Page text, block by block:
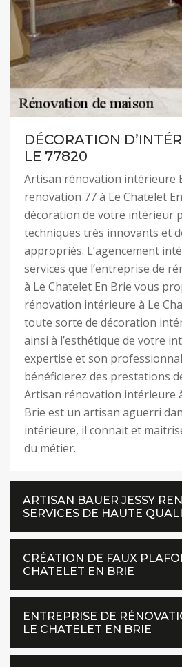
DÉCORATION
LE 77820
Artisan rénovation intérieure
renovation 77 à Le Chatelet
décoration de votre intérieur
techniques très innovants et
appropriés. L’agencement
services que l’entreprise de
à Le Chatelet En Brie vous
rénovation intérieure à Le
toute sorte de décoration
ainsi à l’esthétique de votre
expertise et son
bénéficierez des prestations
Artisan rénovation intérieure
Brie est un artisan aguerri
intérieure, il connait et
du métier.
ARTISAN BAUER JESSY
SERVICES DE HAUTE
CRÉATION DE FAUX
CHATELET EN BRIE
ENTREPRISE DE
LE CHATELET EN BRIE